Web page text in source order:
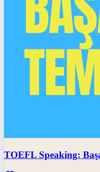
TOEFL Speaking: